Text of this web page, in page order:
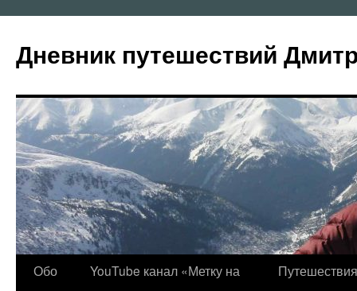
содержимому
Дневник путешествий
Обо
YouTube канал «Метку на